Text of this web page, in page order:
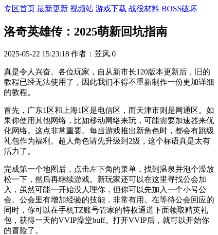
专区首页 最新更新 视频站 游戏下载 战役材料 BOSS破坏
洛奇英雄传：2025萌新回坑指南
2025-05-22 15:23:18 作者：苙风 0
真是令人兴奋。各位玩家，自从新市长120版本更新后，旧的
教程已经无法使用了，因此我们不得不重新制作一份更加详细
的教程。
首先，广东1区和上海1区是电信区，而天津市则是网通区。如
果你使用其他网络，比如移动网络来玩，可能需要加速器来优
化网络。这点非常重要。每当游戏推出新角色时，都会有跳级
礼包作为福利。超人角色请先升级到2级，这个标语真是太有
活力了。
完成第一个地图后，点击左下角的菜单，找到温泉并泡个澡放
松一下，然后再继续游戏。新玩家还可以在这里寻找公会加
入，虽然可能一开始没人理你，但你可以先加入一个小号公
会。公会里有增加经验的技能，非常有用。在等待公会回应的
同时，你可以在手机TZ账号管家的特权通道下面领取精英礼
包，获得一天的VVIP澡堂buff。打开VVIP后，就可以开始你
的冒险了。